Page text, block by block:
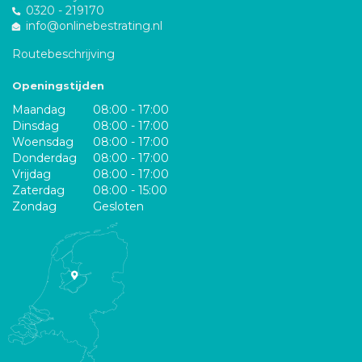
0320 - 219170
info@onlinebestrating.nl
Routebeschrijving
Openingstijden
Maandag
08:00 - 17:00
Dinsdag
08:00 - 17:00
Woensdag
08:00 - 17:00
Donderdag
08:00 - 17:00
Vrijdag
08:00 - 17:00
Zaterdag
08:00 - 15:00
Zondag
Gesloten